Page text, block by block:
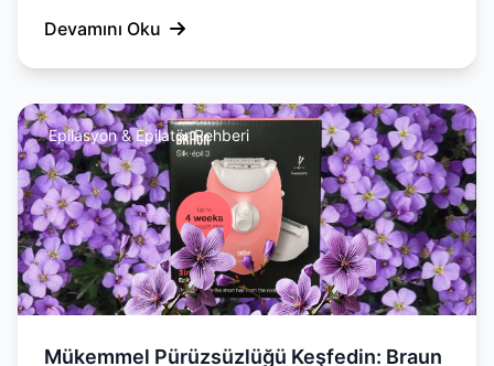
Devamını Oku
Epilasyon & Epilatör Rehberi
Mükemmel Pürüzsüzlüğü Keşfedin: Braun